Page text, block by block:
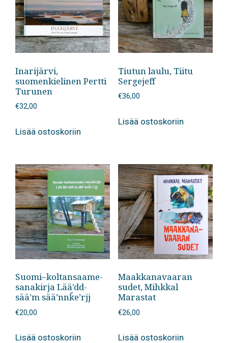
Inarijärvi,
suomenkielinen Pertti
Turunen
€32,00
Lisää ostoskoriin
Tiutun laulu, Tiitu
Sergejeff
€36,00
Lisää ostoskoriin
Suomi–koltansaame-
sanakirja Lää’dd-
sää’m sää’nnǩe’rjj
€20,00
Lisää ostoskoriin
Maakkanavaaran
sudet, Mihkkal
Marastat
€26,00
Lisää ostoskoriin